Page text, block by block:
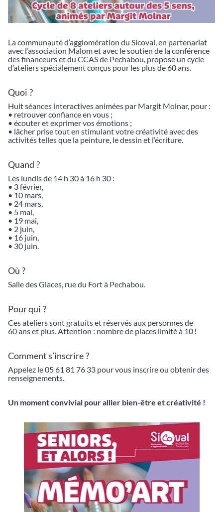
La communauté d’agglomération du Sicoval, en partenariat
avec l’association Malom et avec le soutien de la conférence
des financeurs et du CCAS de Pechabou, propose un cycle
d’ateliers spécialement conçus pour les plus de 60 ans.
Quoi ?
Huit séances interactives animées par Margit Molnar, pour :
• retrouver confiance en vous ;
• écouter et exprimer vos émotions ;
• lâcher prise tout en stimulant votre créativité avec des
activités telles que la peinture, le dessin et l’écriture.
Quand ?
Les lundis de 14 h 30 à 16 h 30 :
• 3 février,
• 10 mars,
• 24 mars,
• 5 mai,
• 19 mai,
• 2 juin,
• 16 juin,
• 30 juin.
Où ?
Salle des Glaces, rue du Fort à Pechabou.
Pour qui ?
Ces ateliers sont gratuits et réservés aux personnes de
60 ans et plus. Attention : nombre de places limité à 10 !
Comment s’inscrire ?
Appelez le 05 61 81 76 33 pour vous inscrire ou obtenir des
renseignements.
Un moment convivial pour allier bien-être et créativité !